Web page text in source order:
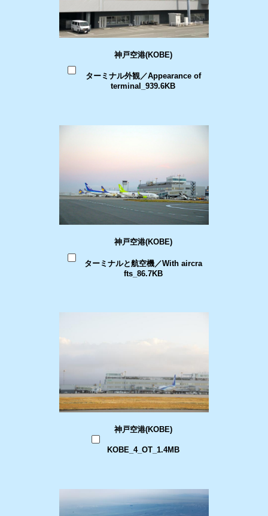
神戸空港(KOBE)
ターミナル外観／Appearance of
terminal_939.6KB
神戸空港(KOBE)
ターミナルと航空機／With aircra
fts_86.7KB
神戸空港(KOBE)
KOBE_4_OT_1.4MB